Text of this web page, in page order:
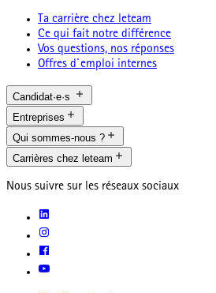
Ta carrière chez leteam
Ce qui fait notre différence
Vos questions, nos réponses
Offres d`emploi internes
Candidat·e·s
Entreprises
Qui sommes-nous ?
Carrières chez leteam
Nous suivre sur les réseaux sociaux